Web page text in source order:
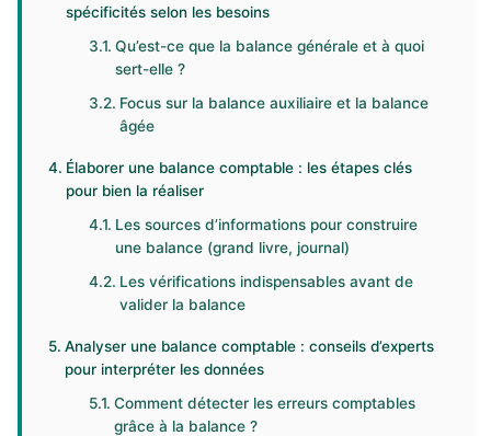
spécificités selon les besoins
Qu’est-ce que la balance générale et à quoi
sert-elle ?
Focus sur la balance auxiliaire et la balance
âgée
Élaborer une balance comptable : les étapes clés
pour bien la réaliser
Les sources d’informations pour construire
une balance (grand livre, journal)
Les vérifications indispensables avant de
valider la balance
Analyser une balance comptable : conseils d’experts
pour interpréter les données
Comment détecter les erreurs comptables
grâce à la balance ?